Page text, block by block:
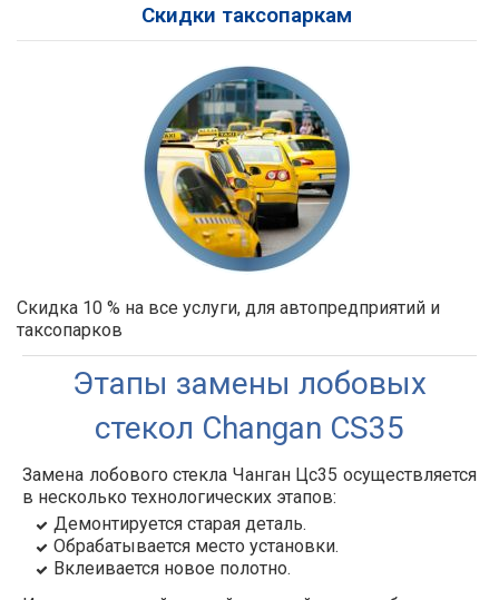
Скидки таксопаркам
Скидка 10 % на все услуги, для автопредприятий и
таксопарков
Этапы замены лобовых
стекол Changan CS35
Замена лобового стекла Чанган Цс35 осуществляется
в несколько технологических этапов:
Демонтируется старая деталь.
Обрабатывается место установки.
Вклеивается новое полотно.